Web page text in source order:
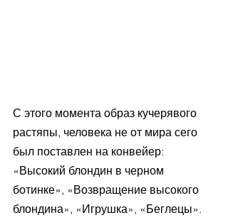
С этого момента образ кучерявого
растяпы, человека не от мира сего
был поставлен на конвейер:
«Высокий блондин в черном
ботинке», «Возвращение высокого
блондина», «Игрушка», «Беглецы».